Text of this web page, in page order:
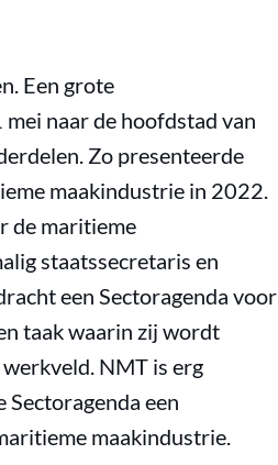
Een grote
naar de hoofdstad van
Zo presenteerde
maakindustrie in 2022.
de maritieme
staatssecretaris en
een Sectoragenda voor
taak waarin zij wordt
NMT is erg
een
maakindustrie.